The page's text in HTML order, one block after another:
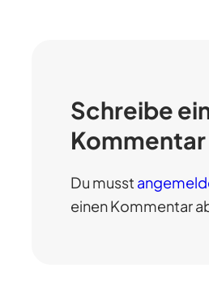
Schreibe
Kommentar
Du musst
einen Kommentar